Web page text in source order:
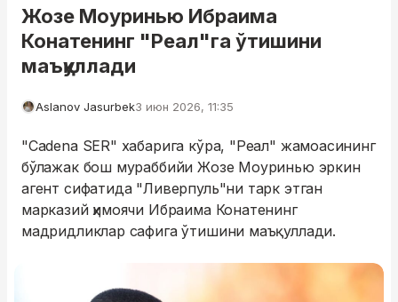
Жозе Моуринью Ибраима
Конатенинг "Реал"га ўтишини
маъқуллади
Aslanov Jasurbek3 июн 2026, 11:35
"Cadena SER" хабарига кўра, "Реал" жамоасининг
бўлажак бош мураббийи Жозе Моуринью эркин
агент сифатида "Ливерпуль"ни тарк этган
марказий ҳимоячи Ибраима Конатенинг
мадридликлар сафига ўтишини маъқуллади.